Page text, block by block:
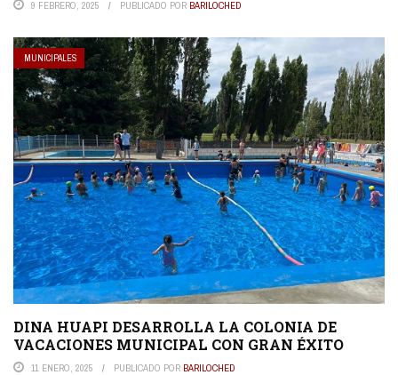
9 FEBRERO, 2025 PUBLICADO POR BARILOCHED
MUNICIPALES
DINA HUAPI DESARROLLA LA COLONIA DE
VACACIONES MUNICIPAL CON GRAN ÉXITO
11 ENERO, 2025 PUBLICADO POR BARILOCHED